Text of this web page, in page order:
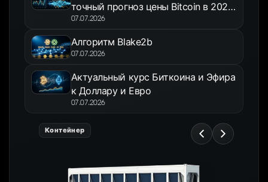
точный прогноз цены Bitcoin в 2026
году
07.07.2026
Алгоритм Blake2b
07.07.2026
Актуальный курс Биткоина и Эфира
к Доллару и Евро
07.07.2026
Контейнер